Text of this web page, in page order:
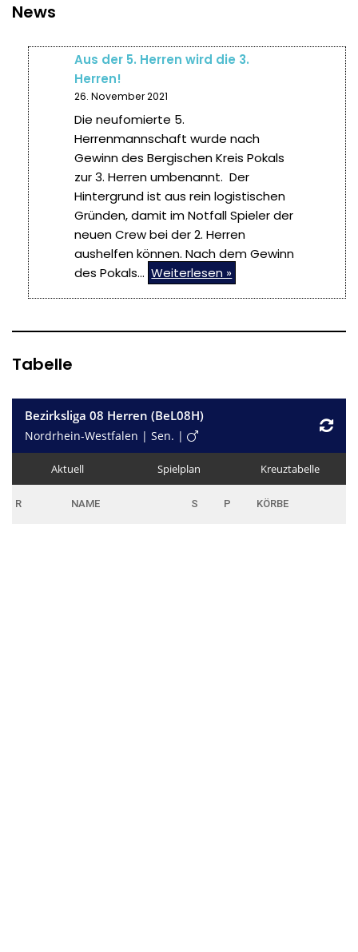
News
Aus der 5. Herren wird die 3.
Herren!
26. November 2021
Die neufomierte 5.
Herrenmannschaft wurde nach
Gewinn des Bergischen Kreis Pokals
zur 3. Herren umbenannt. Der
Hintergrund ist aus rein logistischen
Gründen, damit im Notfall Spieler der
neuen Crew bei der 2. Herren
aushelfen können. Nach dem Gewinn
des Pokals… Weiterlesen »
Tabelle